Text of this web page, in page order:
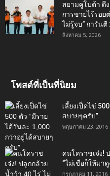
สยามคูโบต้า ดึ
การขายไร้รอย
ไม่รู้จบ” การันตี
สิงหาคม 5, 2026
โพสต์ที่เป็นที่นิยม
เลี้ยงเป็ดไข่
สบายๆครับ”
พฤษภาคม 23, 2016
คนโคราชเจ๋ง!
“ไม่เชื่อก็ให้มา
กรกฎาคม 11, 2016